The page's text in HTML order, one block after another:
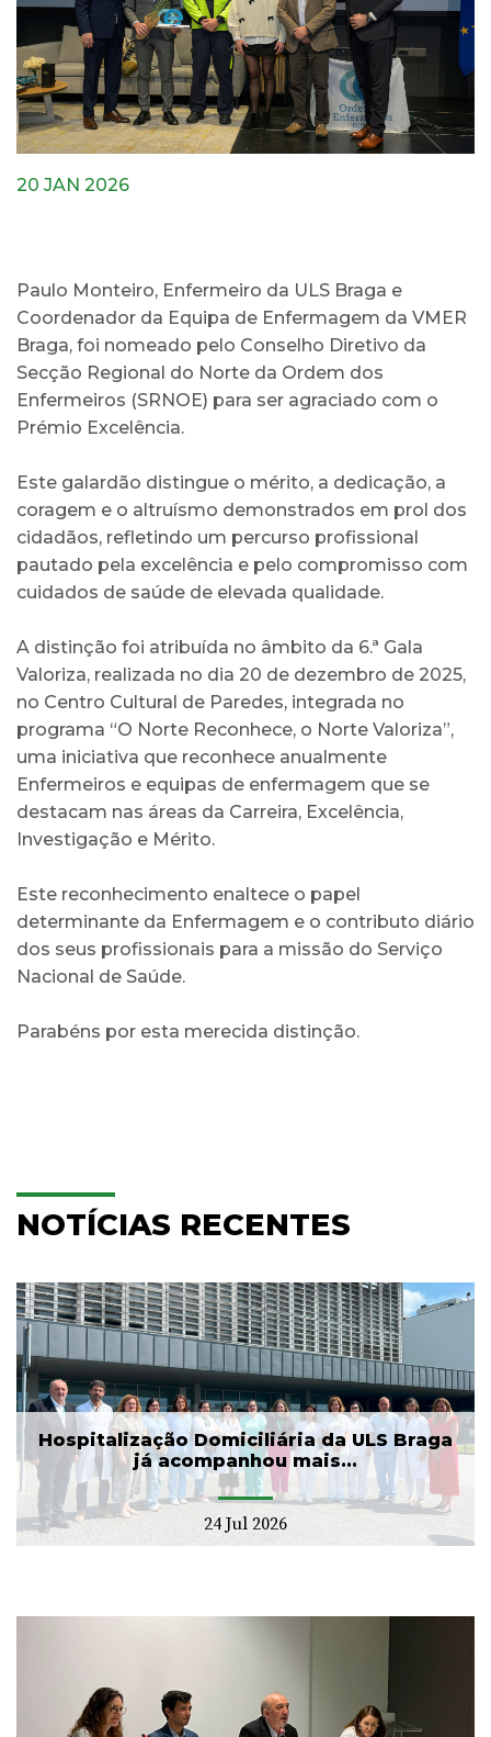
20 JAN 2026
Paulo Monteiro, Enfermeiro da ULS Braga e
Coordenador da Equipa de Enfermagem da VMER
Braga, foi nomeado pelo Conselho Diretivo da
Secção Regional do Norte da Ordem dos
Enfermeiros (SRNOE) para ser agraciado com o
Prémio Excelência.
Este galardão distingue o mérito, a dedicação, a
coragem e o altruísmo demonstrados em prol dos
cidadãos, refletindo um percurso profissional
pautado pela excelência e pelo compromisso com
cuidados de saúde de elevada qualidade.
A distinção foi atribuída no âmbito da 6.ª Gala
Valoriza, realizada no dia 20 de dezembro de 2025,
no Centro Cultural de Paredes, integrada no
programa “O Norte Reconhece, o Norte Valoriza”,
uma iniciativa que reconhece anualmente
Enfermeiros e equipas de enfermagem que se
destacam nas áreas da Carreira, Excelência,
Investigação e Mérito.
Este reconhecimento enaltece o papel
determinante da Enfermagem e o contributo diário
dos seus profissionais para a missão do Serviço
Nacional de Saúde.
Parabéns por esta merecida distinção.
NOTÍCIAS RECENTES
Hospitalização Domiciliária da ULS Braga
já acompanhou mais...
24 Jul 2026